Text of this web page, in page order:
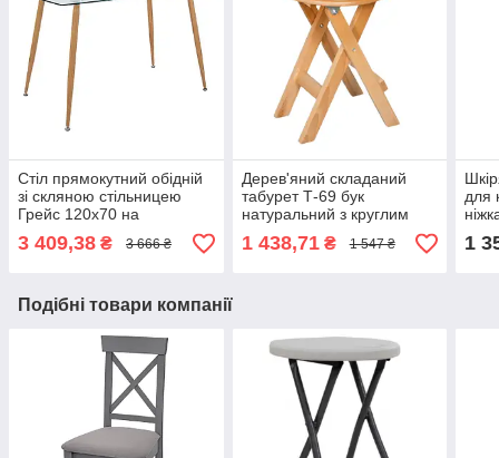
Стіл прямокутний обідній
зі скляною стільницею
Грейс 120х70 на
Меблі
3 409,38 ₴ 3 666 ₴
Дерев'яний складаний
табурет Т-69 бук
натуральний з круглим
дому, кухні та саду Мікс
1 438,71₴ 1 547 ₴
для
1
Подібні товари компанії